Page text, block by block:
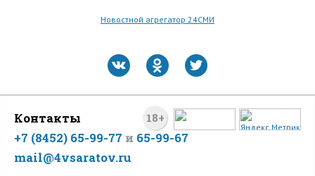
Новостной агрегатор 24СМИ
18+
Контакты
+7 (8452) 65-99-77 и 65-99-67
mail@4vsaratov.ru